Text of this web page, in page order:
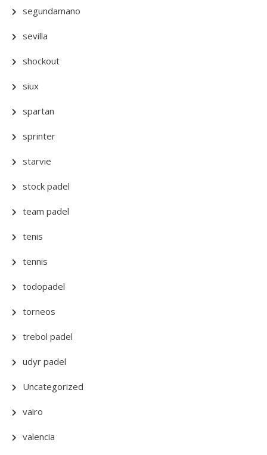
segundamano
sevilla
shockout
siux
spartan
sprinter
starvie
stock padel
team padel
tenis
tennis
todopadel
torneos
trebol padel
udyr padel
Uncategorized
vairo
valencia